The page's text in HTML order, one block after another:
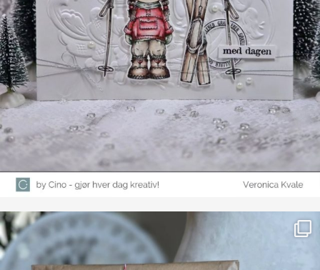
Farge